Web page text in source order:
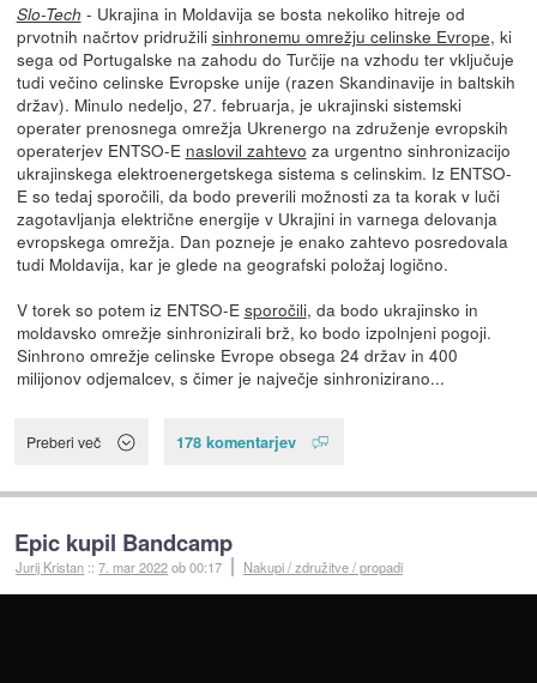
Slo-Tech - Ukrajina in Moldavija se bosta nekoliko hitreje od
prvotnih načrtov pridružili sinhronemu omrežju celinske Evrope, ki
sega od Portugalske na zahodu do Turčije na vzhodu ter vključuje
tudi večino celinske Evropske unije (razen Skandinavije in baltskih
držav). Minulo nedeljo, 27. februarja, je ukrajinski sistemski
operater prenosnega omrežja Ukrenergo na združenje evropskih
operaterjev ENTSO-E naslovil zahtevo za urgentno sinhronizacijo
ukrajinskega elektroenergetskega sistema s celinskim. Iz ENTSO-
E so tedaj sporočili, da bodo preverili možnosti za ta korak v luči
zagotavljanja električne energije v Ukrajini in varnega delovanja
evropskega omrežja. Dan pozneje je enako zahtevo posredovala
tudi Moldavija, kar je glede na geografski položaj logično.
V torek so potem iz ENTSO-E sporočili, da bodo ukrajinsko in
moldavsko omrežje sinhronizirali brž, ko bodo izpolnjeni pogoji.
Sinhrono omrežje celinske Evrope obsega 24 držav in 400
milijonov odjemalcev, s čimer je največje sinhronizirano...
Preberi več 178 komentarjev
Epic kupil Bandcamp
Jurij Kristan ::7. mar 2022ob 00:17 Nakupi / združitve / propadi